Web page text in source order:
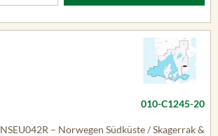
010-C1245-20
NSEU042R – Norwegen Südküste / Skagerrak &